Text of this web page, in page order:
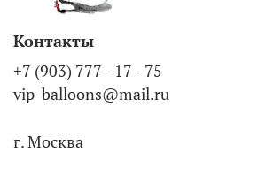
Контакты
+7 (903) 777 - 17 - 75
vip-balloons@mail.ru
г. Москва